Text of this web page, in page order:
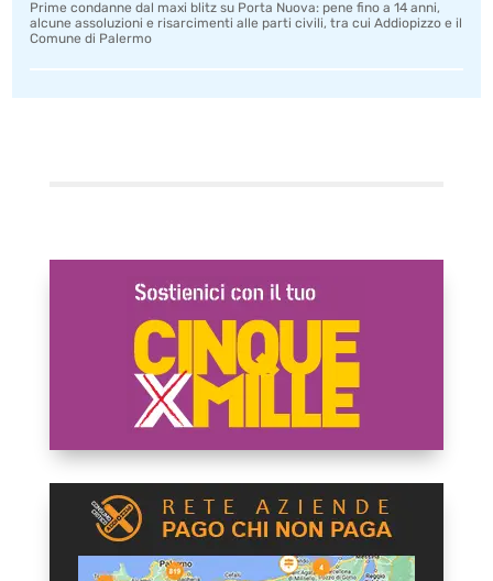
Prime condanne dal maxi blitz su Porta Nuova: pene fino a 14 anni,
alcune assoluzioni e risarcimenti alle parti civili, tra cui Addiopizzo e il
Comune di Palermo